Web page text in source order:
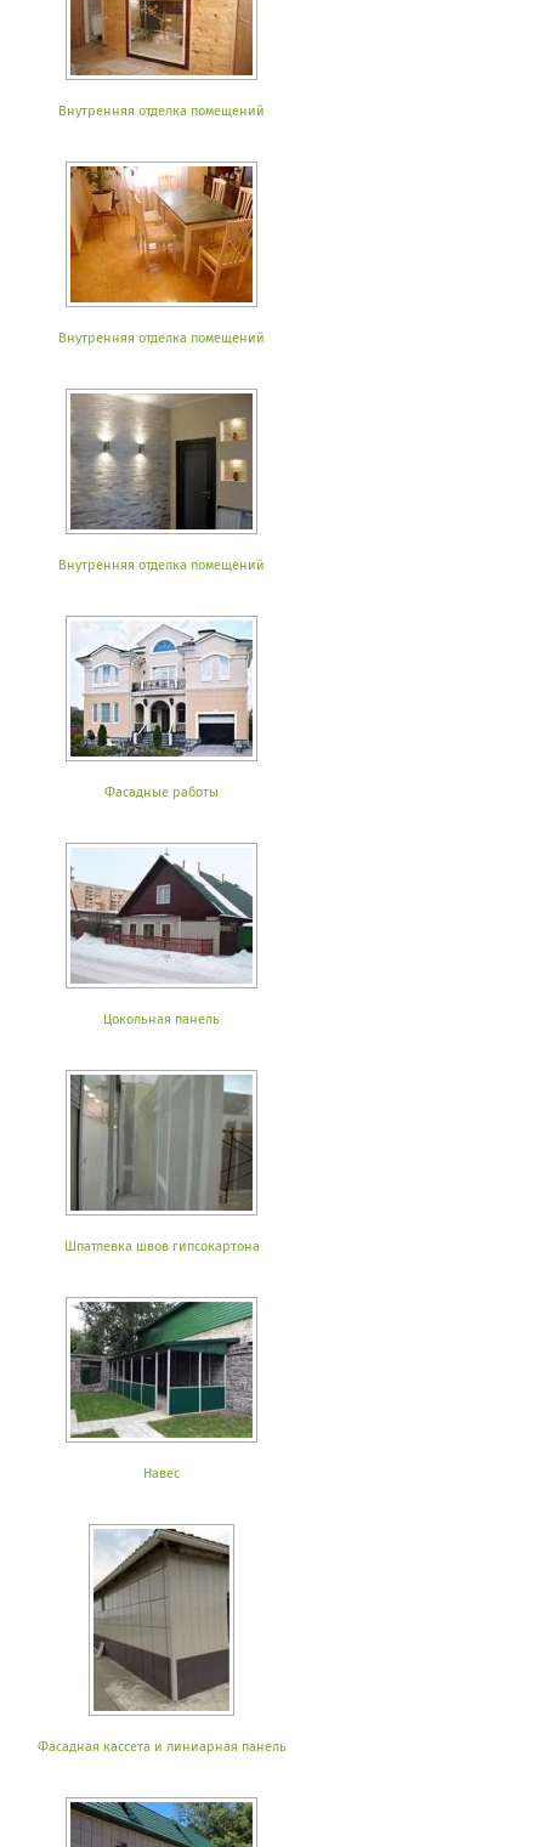
Внутренняя отделка помещений
Внутренняя отделка помещений
Внутренняя отделка помещений
Фасадные работы
Цокольная панель
Шпатлевка швов гипсокартона
Навес
Фасадная кассета и линиарная панель